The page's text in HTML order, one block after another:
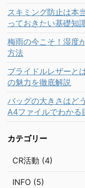
スキミング防止は本
っておきたい基礎知
梅雨の今こそ！湿度
方法
ブライドルレザーと
の魅力を徹底解説
バッグの大きさはど
A4ファイルでわかる
カテゴリー
CR活動 (4)
INFO (5)